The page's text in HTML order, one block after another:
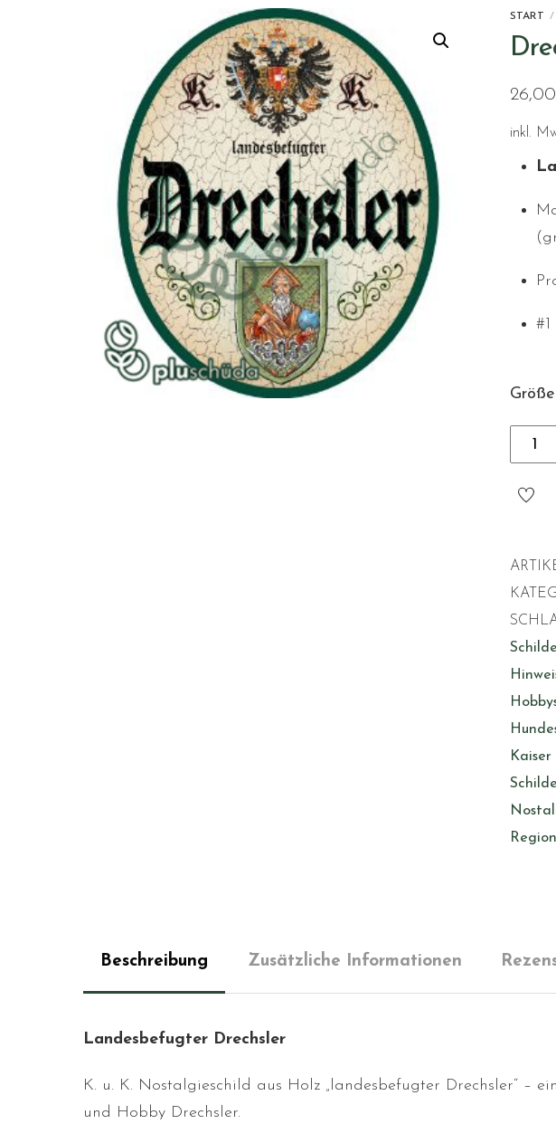
START
26,00
inkl.
Größe
Beschreibung Zusätzliche Informationen
Landesbefugter Drechsler
K. u. K. Nostalgieschild aus Holz „landesbefugter Drechsler“ –
und Hobby Drechsler.